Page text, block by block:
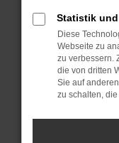
dass
unterstützt
Wende dich
Wenn du alle
hast,
das Problem
Text
Statistik
Diese
Webseite zu
zu verbessern.
die von dritten
Sie auf
zu schalten,